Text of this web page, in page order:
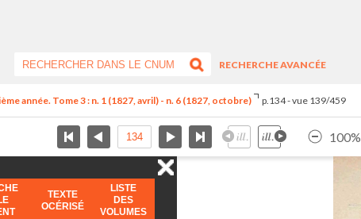
RECHERCHE AVANCÉE
année. Tome 3 : n. 1 (1827, avril) - n. 6 (1827, octobre) p.134 - vue 139/459
100%
TEXTE
OCÉRISÉ
LISTE
DES
VOLUMES